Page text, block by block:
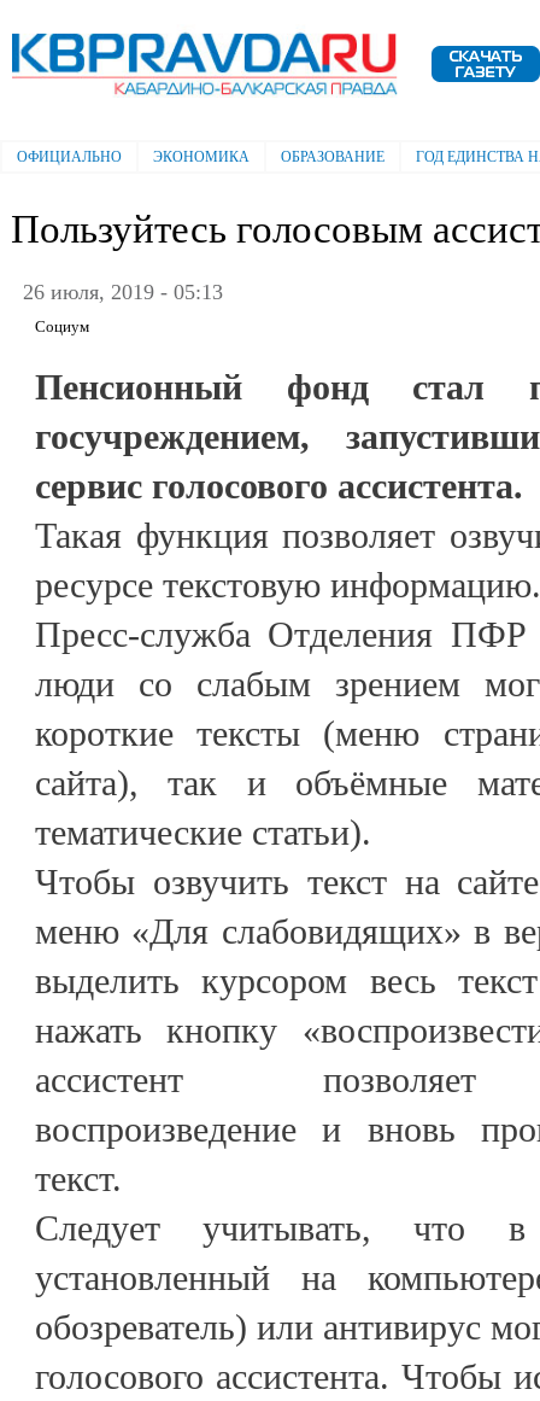
Электронная газета "Кабардино-
Балкарская правда"
Главное меню
ОФИЦИАЛЬНО ЭКОНОМИКА ОБРАЗОВАНИЕ ГОД ЕДИНСТВА
Пользуйтесь голосовым
26 июля, 2019 - 05:13
Социум
Пенсионный фонд стал
госучреждением,
сервис голосового ассистента.
Такая функция позволяет
ресурсе текстовую информацию.
Пресс-служба Отделения
люди со слабым зрением
короткие тексты (меню
сайта), так и объёмные
тематические статьи).
Чтобы озвучить текст на
меню «Для слабовидящих» в
выделить курсором весь
нажать кнопку
ассистент позволяет
воспроизведение и вновь
текст.
Следует учитывать, что в
установленный на
обозреватель) или антивирус
голосового ассистента. Чтобы